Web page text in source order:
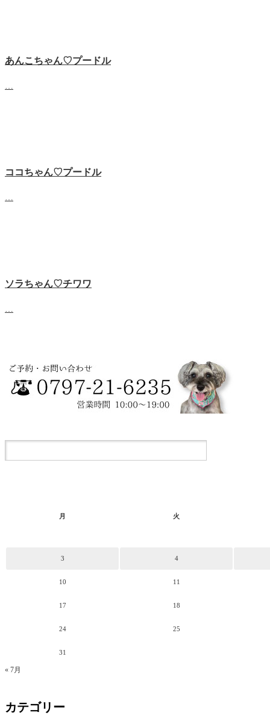
あんこちゃん♡‬プードル
ココちゃん♡‬プードル
ソラちゃん♡‬チワワ
月 火
3 4
10 11
17 18
24 25
31
« 7月
カテゴリー